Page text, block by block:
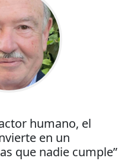
humano, el
en un
que nadie cumple”